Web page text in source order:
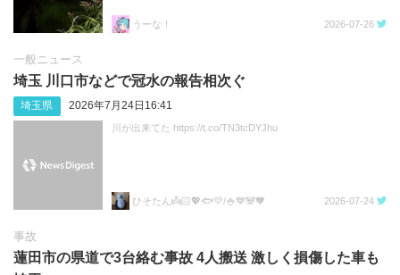
うーな！ 2026-07-26
一般ニュース
埼玉 川口市などで冠水の報告相次ぐ
埼玉県 2026年7月24日16:41
川が出来てた https://t.co/TN3tcDYJhu
ひそたん👼🏻💖🐟️💛/🍚💙🐼🧡 2026-07-24
事故
蓮田市の県道で3台絡む事故 4人搬送 激しく損傷した車も